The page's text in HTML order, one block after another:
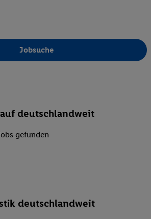
Jobsuche
deutschlandweit
gefunden
deutschlandweit